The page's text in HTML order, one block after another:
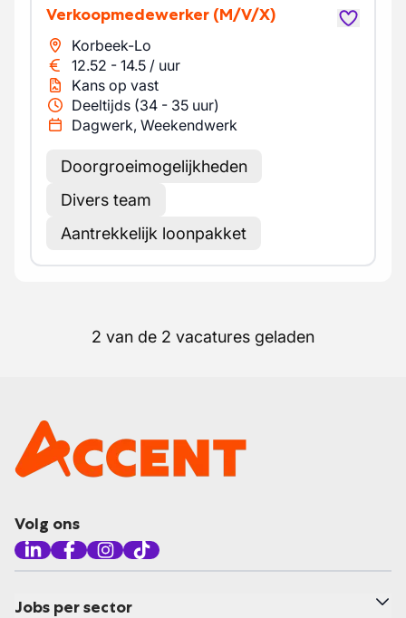
Verkoopmedewerker (M/V/X)
Korbeek-Lo
12.52 - 14.5 / uur
Kans op vast
Deeltijds (34 - 35 uur)
Dagwerk, Weekendwerk
Doorgroeimogelijkheden
Divers team
Aantrekkelijk loonpakket
2 van de 2 vacatures geladen
Volg ons
Jobs per sector